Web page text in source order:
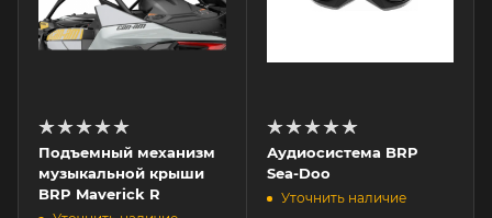
Подъемный механизм
музыкальной крыши
BRP Maverick R
Аудиосистема BRP
Sea-Doo
Уточнить наличие